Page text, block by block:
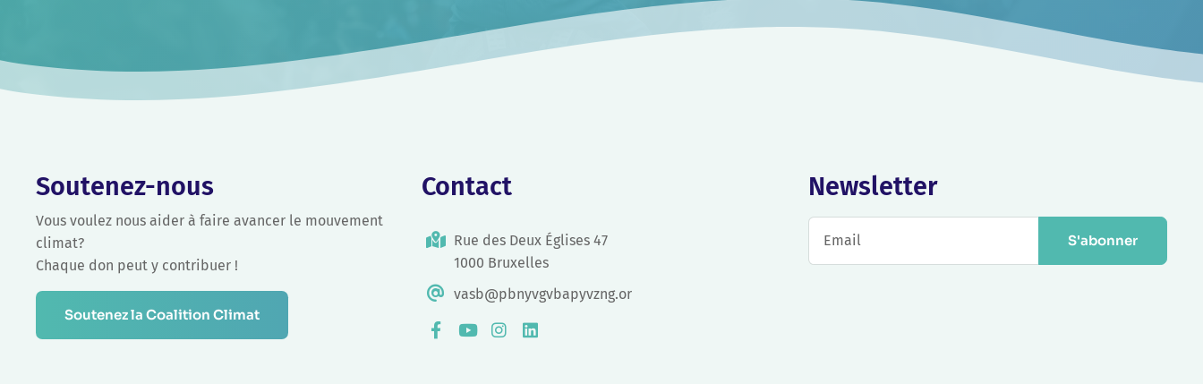
Soutenez-nous
Vous voulez nous aider à faire avancer le mouvement
climat?
Chaque don peut y contribuer !
Soutenez la Coalition Climat
Contact
Rue des Deux Églises 47
1000 Bruxelles
vasb@pbnyvgvbapyvzng.or
Newsletter
S'abonner